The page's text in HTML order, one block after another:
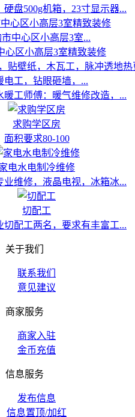
硬盘500g机箱，23寸显示器...
市中心区小高层3室...
心区小高层3室精致装修
电工，钻眼砸墙，...
暖工师傅：暖气维修改造，...
求购学区房
面积要求80-100
电水电制冷维修
业维修，液晶电视，冰箱冰...
切配工
切配工两名，要求有丰富工...
关于我们
联系我们
意见建议
商家服务
商家入驻
金币充值
信息服务
发布信息
信息置顶/加红